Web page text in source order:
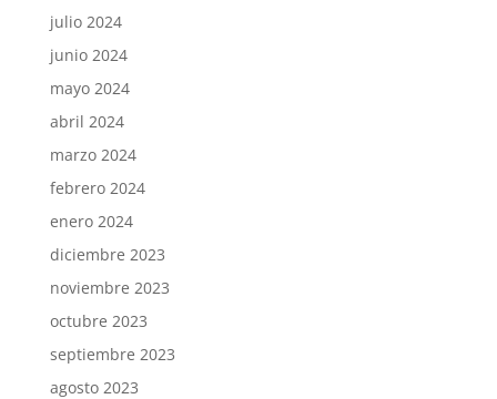
julio 2024
junio 2024
mayo 2024
abril 2024
marzo 2024
febrero 2024
enero 2024
diciembre 2023
noviembre 2023
octubre 2023
septiembre 2023
agosto 2023